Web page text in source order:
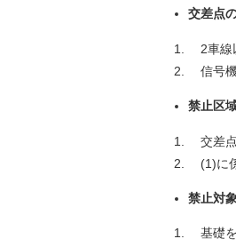
交差点
2車線
信号
禁止区
交差
(1)に
禁止対
基礎